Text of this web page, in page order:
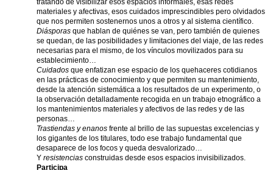
tratando de visibilizar esos espacios informales, esas redes
materiales y afectivas, esos cuidados imprescindibles pero olvidados
que nos permiten sostenernos unos a otros y al sistema científico.
Diásporas que hablan de quiénes se van, pero también de quienes
se quedan, de las posibilidades y limitaciones del viaje, de las redes
necesarias para el mismo, de los vínculos movilizados para su
establecimiento…
Cuidados que enfatizan ese espacio de los quehaceres cotidianos
en las prácticas de conocimiento y que permiten su mantenimiento,
desde la atención sistemática a los resultados de un experimento, o
la observación detalladamente recogida en un trabajo etnográfico a
los mantenimientos materiales y afectivos de las redes y de las
personas…
Trastiendas y enanos frente al brillo de las supuestas excelencias y
los gigantes de los titulares, todo ese trabajo fundamental que
desaparece de los focos y queda desvalorizado…
Y resistencias construidas desde esos espacios invisibilizados.
Participa